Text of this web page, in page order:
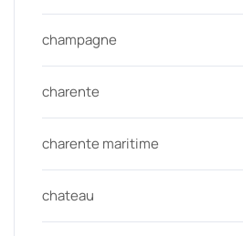
champagne
charente
charente maritime
chateau